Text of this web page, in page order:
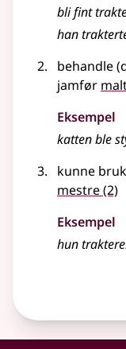
bli fint
han
behandle
jamfør
Eksempel
katten ble
kunne
mestre(2)
Eksempel
hun